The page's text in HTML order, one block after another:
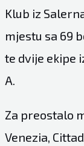
Klub iz
mjestu sa 69
te dvije ekipe
A.
Za preostalo
Venezia,